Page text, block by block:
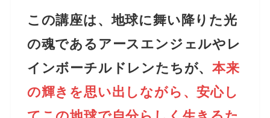
この講座は、地球に舞い降りた光
の魂であるアースエンジェルやレ
インボーチルドレンたちが、本来
の輝きを思い出しながら、安心し